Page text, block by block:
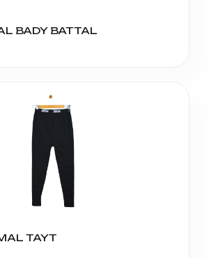
BADY BATTAL
TAYT